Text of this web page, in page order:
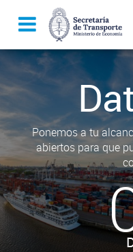
Ponemos a tu
abiertos para que